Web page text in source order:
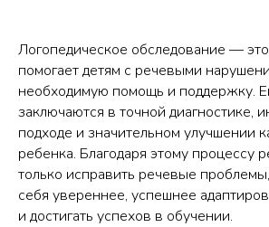
Логопедическое обследование —
помогает детям с речевыми
необходимую помощь и поддержку.
заключаются в точной диагностике,
подходе и значительном улучшении
ребенка. Благодаря этому процессу
только исправить речевые
себя увереннее, успешнее
и достигать успехов в обучении.